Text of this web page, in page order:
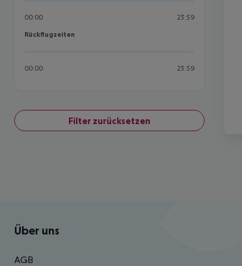
00:00 23:59
Rückflugzeiten
Rückflugzeiten
00:00 23:59
Filter zurücksetzen
Footer navigation
Über uns
AGB